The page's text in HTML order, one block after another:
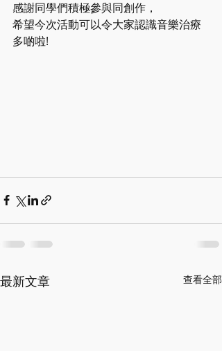
感謝同學們積極參與同創作，
希望今次活動可以令大家認識音樂治療
多啲啦!
最新文章 查看全部